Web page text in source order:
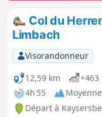
promenade.
Col du
Limbach
Visorandonneur
12,59 km
+463
4h 55
Moyenne
Départ à